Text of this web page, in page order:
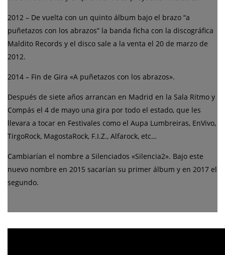
2012 – De vuelta con un quinto álbum bajo el brazo “a
puñetazos con los abrazos” la banda ficha con la discográfica
Maldito Records y el disco sale a la venta el 20 de marzo de
2012.
2014 – Fin de Gira «A puñetazos con los abrazos».
Después de siete años arrancan en Madrid en la Sala Ritmo y
Compás el 4 de mayo una gira por todo el estado, que les
llevara a tocar en Festivales como el Aupa Lumbreiras, EnVivo,
TirgoRock, MagostaRock, F.I.Z., Alfarock, etc…
Cambiarían el nombre a Silenciados «Silencia2». Bajo este
nuevo nombre en 2015 sacarían su primer álbum y en 2017 el
segundo.